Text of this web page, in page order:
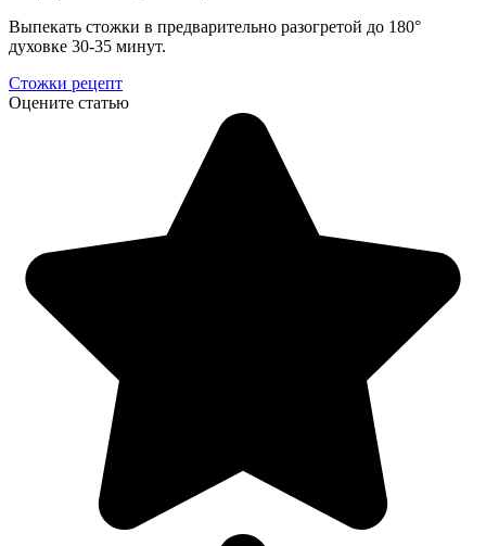
Выпекать стожки в предварительно разогретой до 180°
духовке 30-35 минут.
Стожки рецепт
Оцените статью